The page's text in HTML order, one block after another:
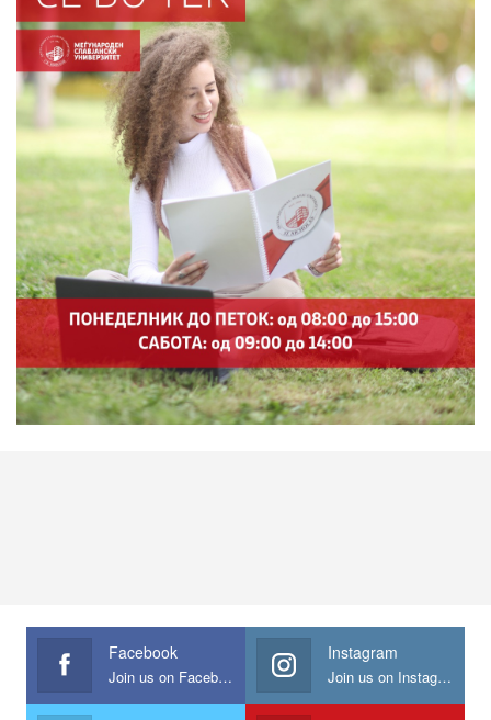
Facebook
Join us on Facebook
Instagram
Join us on Instagram